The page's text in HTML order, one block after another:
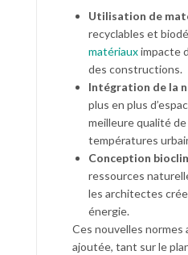
Utilisation de
recyclables et
matériauximpacte
des constructions.
Intégration de la
plus en plus
meilleure qualité
températures
Conception
ressources
les architectes
énergie.
Ces nouvelles
ajoutée, tant sur le